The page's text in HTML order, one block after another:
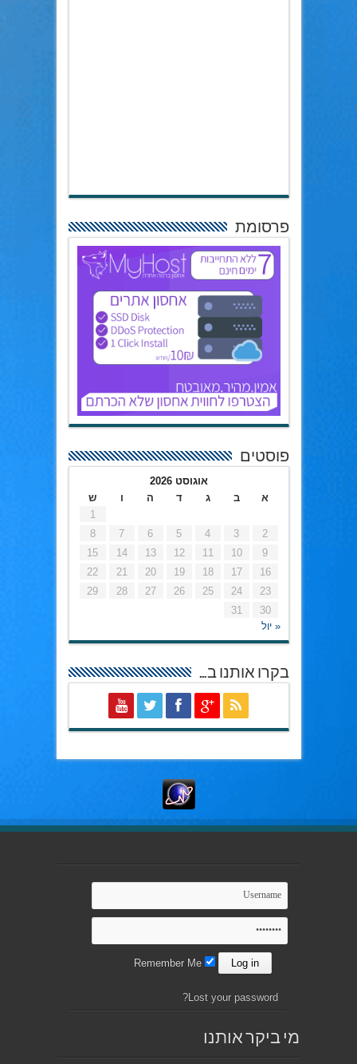
פרסומת
פוסטים
אוגוסט 2026
א
ב ג ד ה ו
ש
1
2
3
4
5
6
7
8
9
10
11
12
13
14
15
16
17
18
19
20
21
22
23
24
25
26
27
28
29
30
31
« יול
בקרו אותנו ב…
Lost your password?
מי ביקר אותנו